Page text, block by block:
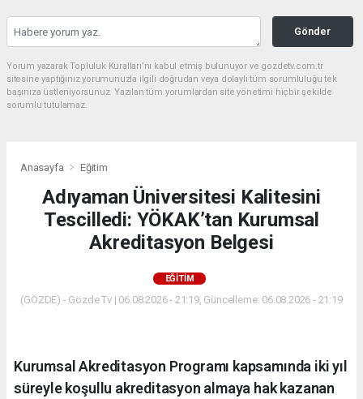
Gönder
Yorum yazarak Topluluk Kuralları’nı kabul etmiş bulunuyor ve gozdetv.com.tr
sitesine yaptığınız yorumunuzla ilgili doğrudan veya dolaylı tüm sorumluluğu tek
başınıza üstleniyorsunuz. Yazılan tüm yorumlardan site yönetimi hiçbir şekilde
sorumlu tutulamaz.
Anasayfa Eğitim
Adıyaman Üniversitesi Kalitesini
Tescilledi: YÖKAK’tan Kurumsal
Akreditasyon Belgesi
EĞITIM
(GÖZDE) - Gözde Tv | 06.08.2026 - 21:19, Güncelleme: 06.08.2026 - 21:19
Kurumsal Akreditasyon Programı kapsamında iki yıl
süreyle koşullu akreditasyon almaya hak kazanan